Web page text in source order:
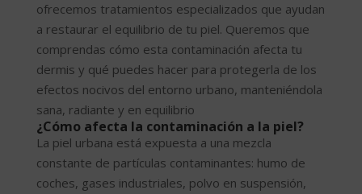
ofrecemos tratamientos especializados que ayudan
a restaurar el equilibrio de tu piel. Queremos que
comprendas cómo esta contaminación afecta tu
dermis y qué puedes hacer para protegerla de los
efectos nocivos del entorno urbano, manteniéndola
sana, radiante y en equilibrio
¿Cómo afecta la contaminación a la piel?
La piel urbana está expuesta a una mezcla
constante de partículas contaminantes: humo de
coches, gases industriales, polvo en suspensión,